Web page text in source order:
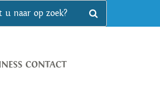
CONTACT